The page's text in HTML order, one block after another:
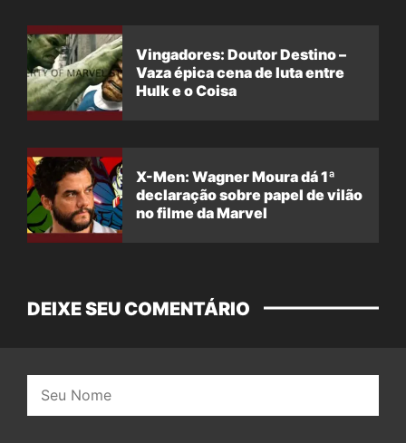
Vingadores: Doutor Destino –
Vaza épica cena de luta entre
Hulk e o Coisa
X-Men: Wagner Moura dá 1ª
declaração sobre papel de vilão
no filme da Marvel
DEIXE SEU COMENTÁRIO